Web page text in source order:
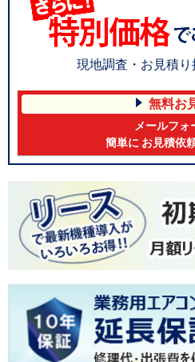
現地調査・お見積
無料お
メールフォ
簡単に お見積依